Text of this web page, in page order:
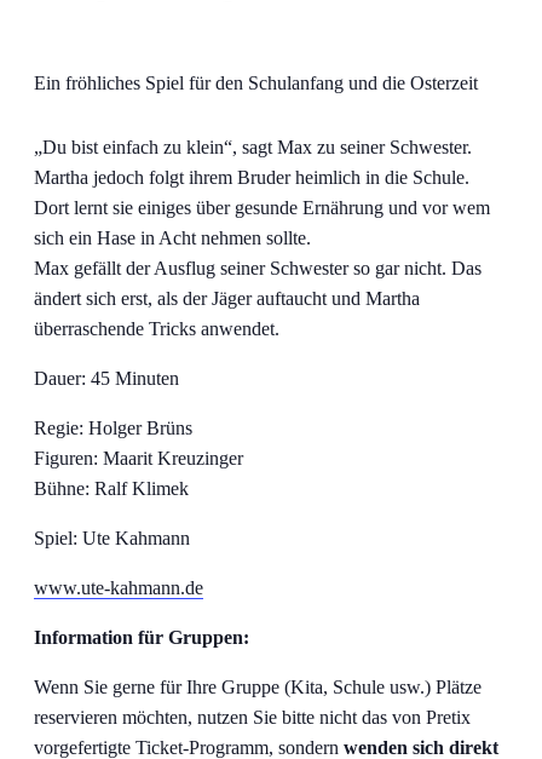
Ein fröhliches Spiel für den Schulanfang und die Osterzeit
„Du bist einfach zu klein“, sagt Max zu seiner Schwester.
Martha jedoch folgt ihrem Bruder heimlich in die Schule.
Dort lernt sie einiges über gesunde Ernährung und vor wem
sich ein Hase in Acht nehmen sollte.
Max gefällt der Ausflug seiner Schwester so gar nicht. Das
ändert sich erst, als der Jäger auftaucht und Martha
überraschende Tricks anwendet.
Dauer: 45 Minuten
Regie: Holger Brüns
Figuren: Maarit Kreuzinger
Bühne: Ralf Klimek
Spiel: Ute Kahmann
www.ute-kahmann.de
Information für Gruppen:
Wenn Sie gerne für Ihre Gruppe (Kita, Schule usw.) Plätze
reservieren möchten, nutzen Sie bitte nicht das von Pretix
vorgefertigte Ticket-Programm, sondern wenden sich direkt